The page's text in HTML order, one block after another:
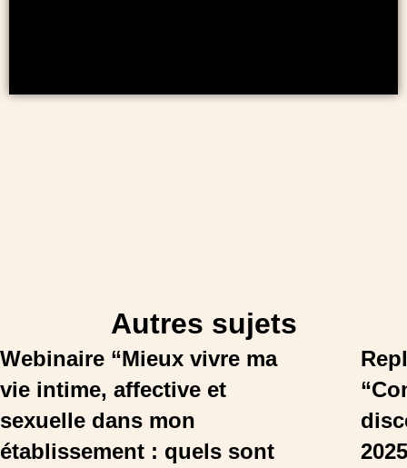
Autres sujets
Webinaire “Mieux vivre ma
vie intime, affective et
sexuelle dans mon
établissement : quels sont
2025